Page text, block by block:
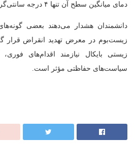
دمای میانگین سطح آن تنها ۴ درجه‌ سانتی‌گراد است.
دانشمندان هشدار می‌دهند بعضی
زیست‌بوم در معرض تهدید انقراض قرار
زیستی بایکال نیازمند اقدام‌های
سیاست‌های حفاظتی مؤثر است.